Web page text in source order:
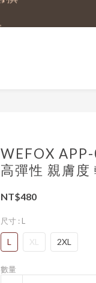
WEFOX
高彈性 親膚度
NT$480
尺寸 : L
L XL 2XL
數量